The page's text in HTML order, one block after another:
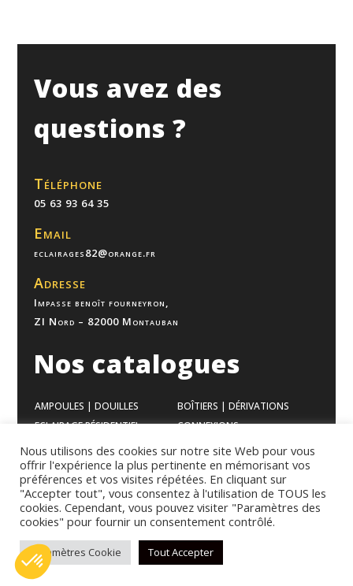
Vous avez des
questions ?
Téléphone
05 63 93 64 35
Email
eclairages82@orange.fr
Adresse
Impasse benoît fourneyron,
ZI Nord – 82000 Montauban
Nos catalogues
AMPOULES | DOUILLES
BOÎTIERS | DÉRIVATIONS
ECLAIRAGE RÉSIDENTIEL
CONNEXIONS
ECLAIRAGE BUREAUX
VENTILATION
ECLAIRAGE INDUSTRIEL
APPAREILLAGES
GAMME MODULAIRES
CHAUFFAGES
générales de vente
© Copyright 2023 eclairages82 – Une création de
Nous utilisons des cookies sur notre site Web pour vous
offrir l'expérience la plus pertinente en mémorisant vos
préférences et vos visites répétées. En cliquant sur
"Accepter tout", vous consentez à l'utilisation de TOUS les
cookies. Cependant, vous pouvez visiter "Paramètres des
cookies" pour fournir un consentement contrôlé.
Paramètres Cookie Tout Accepter